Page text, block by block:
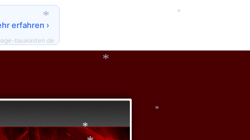
erfahren ›
baukasten.de
*
*